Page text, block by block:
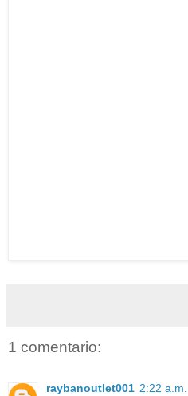
1 comentario:
raybanoutlet001 2:22 a.m.